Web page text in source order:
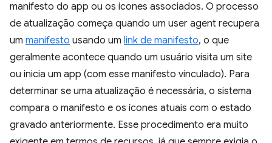
manifesto do app ou os ícones associados. O processo
de atualização começa quando um user agent recupera
um manifesto usando um link de manifesto, o que
geralmente acontece quando um usuário visita um site
ou inicia um app (com esse manifesto vinculado). Para
determinar se uma atualização é necessária, o sistema
compara o manifesto e os ícones atuais com o estado
gravado anteriormente. Esse procedimento era muito